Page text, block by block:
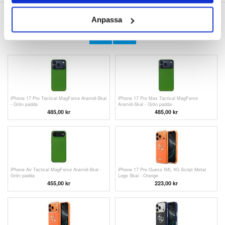
Anpassa
ANDRA KUNDER HAR OCKSÅ KÖPT
Blåskrika
485,00 kr
Grön padda
387,00kr
iPhone 17 Pro Tactical MagForce Aramid-Skal
- Grön padda
485,00 kr
iPhone 17 Pro Max Tactical MagForce
Aramid-Skal - Grön padda
485,00 kr
iPhone Air Tactical MagForce Aramid-Skal -
Grön padda
455,00 kr
iPhone 17 Pro Guess IML 4G Script Metal
Logo Skal - Orange
223,00 kr